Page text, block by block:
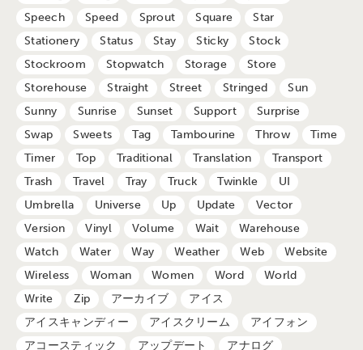
Speech
Speed Sprout Square
Star
Stationery
Status Stay Sticky
Stock
Stockroom
Stopwatch Storage
Store
Storehouse
Straight Street Stringed
Sun
Sunny
Sunrise Sunset Support
Surprise
Swap
Sweets Tag Tambourine Throw
Time
Timer
Top Traditional Translation
Transport
Trash
Travel Tray Truck Twinkle
UI
Umbrella
Universe Up Update
Vector
Version
Vinyl Volume Wait
Warehouse
Watch
Water Way Weather Web
Website
Wireless
Woman Women Word
World
Write
Zip アーカイブ
アイス
アイスキャンディー
アイスクリーム
アイフォン
アコースティック
アップデート アナログ